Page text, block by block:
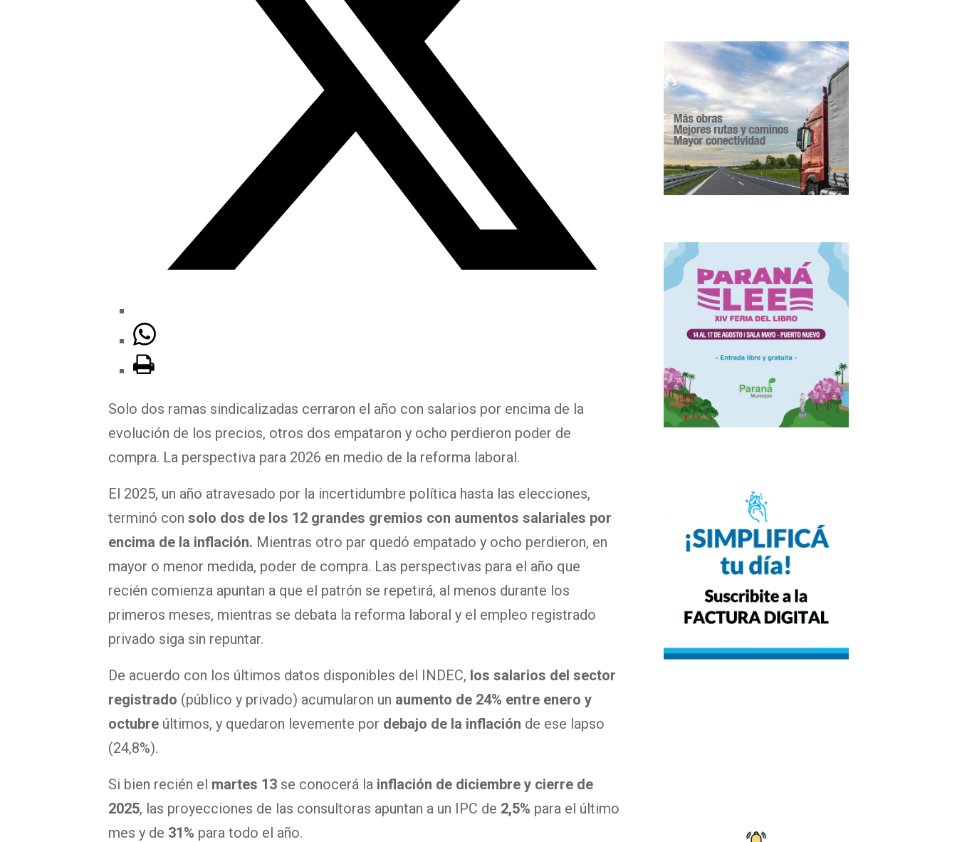
Solo dos ramas sindicalizadas cerraron el año con salarios por encima de la
evolución de los precios, otros dos empataron y ocho perdieron poder de
compra. La perspectiva para 2026 en medio de la reforma laboral.
El 2025, un año atravesado por la incertidumbre política hasta las elecciones,
terminó con solo dos de los 12 grandes gremios con aumentos salariales por
encima de la inflación. Mientras otro par quedó empatado y ocho perdieron, en
mayor o menor medida, poder de compra. Las perspectivas para el año que
recién comienza apuntan a que el patrón se repetirá, al menos durante los
primeros meses, mientras se debata la reforma laboral y el empleo registrado
privado siga sin repuntar.
De acuerdo con los últimos datos disponibles del INDEC, los salarios del sector
registrado (público y privado) acumularon un aumento de 24% entre enero y
octubre últimos, y quedaron levemente por debajo de la inflación de ese lapso
(24,8%).
Si bien recién el martes 13 se conocerá la inflación de diciembre y cierre de
2025, las proyecciones de las consultoras apuntan a un IPC de 2,5% para el último
mes y de 31% para todo el año.